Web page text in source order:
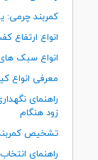
کمربند چرمی:
انواع ارتفاع
انواع سبک های
معرفی انواع
راهنمای
زود هنگام
تشخیص
راهنمای